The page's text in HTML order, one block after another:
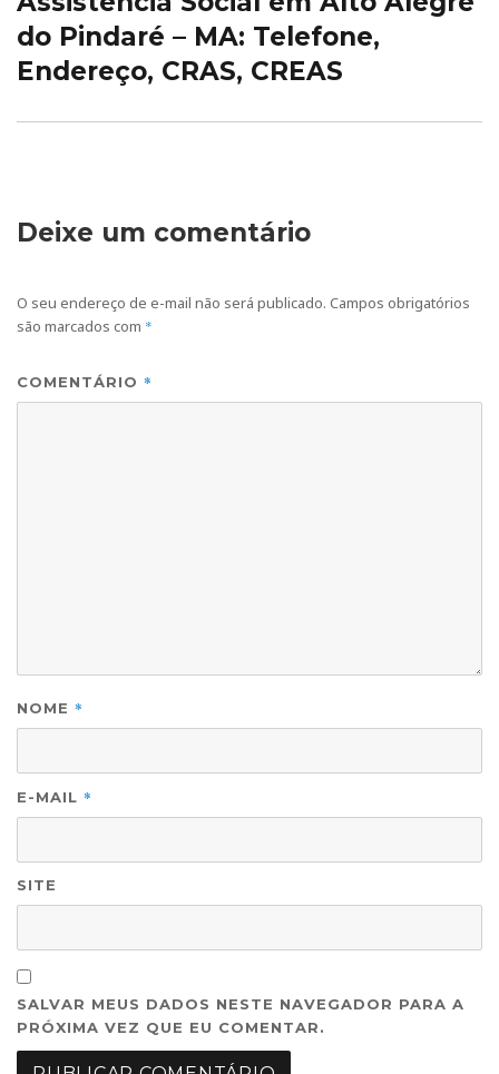
post:
do Pindaré – MA: Telefone,
Endereço, CRAS, CREAS
Deixe um comentário
O seu endereço de e-mail não será publicado. Campos obrigatórios
são marcados com *
COMENTÁRIO *
NOME *
E-MAIL *
SITE
SALVAR MEUS DADOS NESTE NAVEGADOR PARA A
PRÓXIMA VEZ QUE EU COMENTAR.